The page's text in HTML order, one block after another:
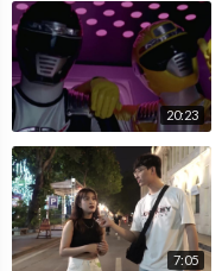
20:23
7:05